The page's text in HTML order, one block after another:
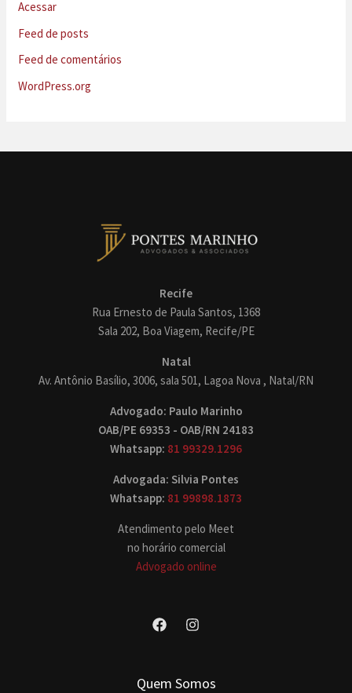
Acessar
Feed de posts
Feed de comentários
WordPress.org
Recife
Rua Ernesto de Paula Santos, 1368
Sala 202, Boa Viagem, Recife/PE
Natal
Av. Antônio Basílio, 3006, sala 501, Lagoa Nova , Natal/RN
Advogado: Paulo Marinho
OAB/PE 69353 - OAB/RN 24183
Whatsapp: 81 99329.1296
Advogada: Silvia Pontes
Whatsapp: 81 99898.1873
Atendimento pelo Meet
no horário comercial
Advogado online
Quem Somos